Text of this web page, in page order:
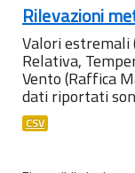
Rilevazioni
Valori estremali
Relativa,
Vento (Raffica
dati riportati
CSV